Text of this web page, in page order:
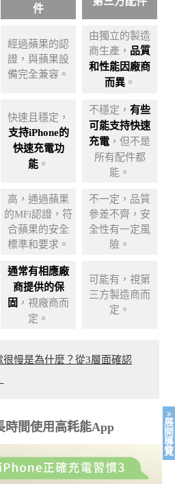
件
經過蘋果的認
證，與蘋果設
備完全兼容。
由獨立的製造
商生產， 品質
和性能因廠商
而異。
快速且穩定，
支持iPhone的
快速充電功
能 。
不穩定，有些
可能支持快速
充電 ，但不是
所有配件都
能。
高，通過蘋果
的MFi認證，符
合蘋果的安全
標準和要求。
不一定，品質
參差不齊，安
全性有一定風
險。
通常有相應廠
商提供的保
固 ，視廠商而
定。
可能有，視第
三方製造商而
定。
很慢是為什麼？從3層面確認
時間使用高耗能App
展
開
導
覽